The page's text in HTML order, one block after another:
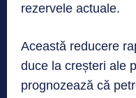
rezervele actuale.
Această reducere
duce la creșteri ale
prognozează că